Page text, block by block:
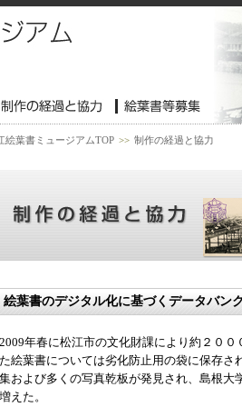
絵葉書ミュージアムTOP >> 制作の経過と協力
絵葉書のデジタル化に基づくデータバン
2009年春に松江市の文化財課により約２０
た絵葉書については劣化防止用の袋に保存さ
集および多くの写真乾板が発見され、島根
増えた。